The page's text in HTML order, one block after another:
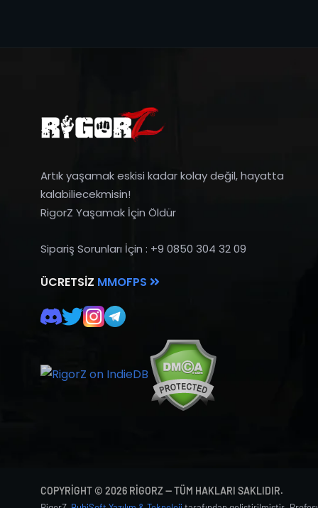
Artık yaşamak eskisi kadar kolay değil, hayatta
kalabiliecekmisin!
RigorZ Yaşamak İçin Öldür
Sipariş Sorunları İçin : +9 0850 304 32 09
ÜCRETSIZ MMOFPS
COPYRIGHT © 2026 RIGORZ — TÜM HAKLARI SAKLIDIR.